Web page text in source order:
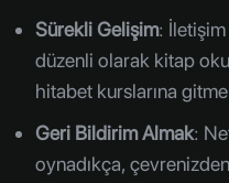
Sürekli Gelişim:
düzenli olarak kitap
hitabet kurslarına
Geri Bildirim Almak:
oynadıkça,